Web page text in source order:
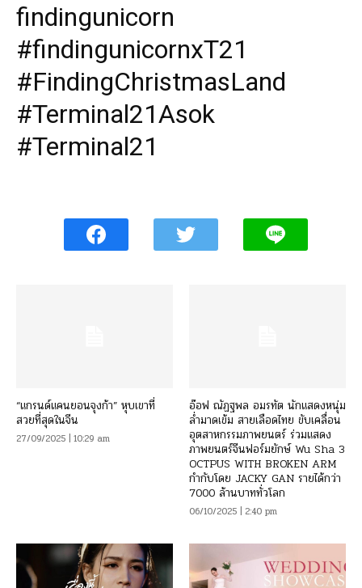
findingunicorn
#findingunicornxT21
#FindingChristmasLand
#Terminal21Asok
#Terminal21
“แกรนด์แคนยอนจุงก้า” หุบเขาที่
สวยที่สุดในจีน
27/09/2025 | 10:29 am
อ๊อฟ ณัฏฐพล อมรทัต นักแสดงหนุ่ม
ล่ำมาดเข้ม สายเลือดไทย ขับเคลื่อน
อุตสาหกรรมภาพยนตร์ ร่วมแสดง
ภาพยนตร์จีนฟอร์มยักษ์ Wu Sha 3
OCTPUS WITH BROKEN ARM
กำกับโดย JACKY GAN รายได้กว่า
7000 ล้านบาททั่วโลก
06/10/2025 | 2:40 pm